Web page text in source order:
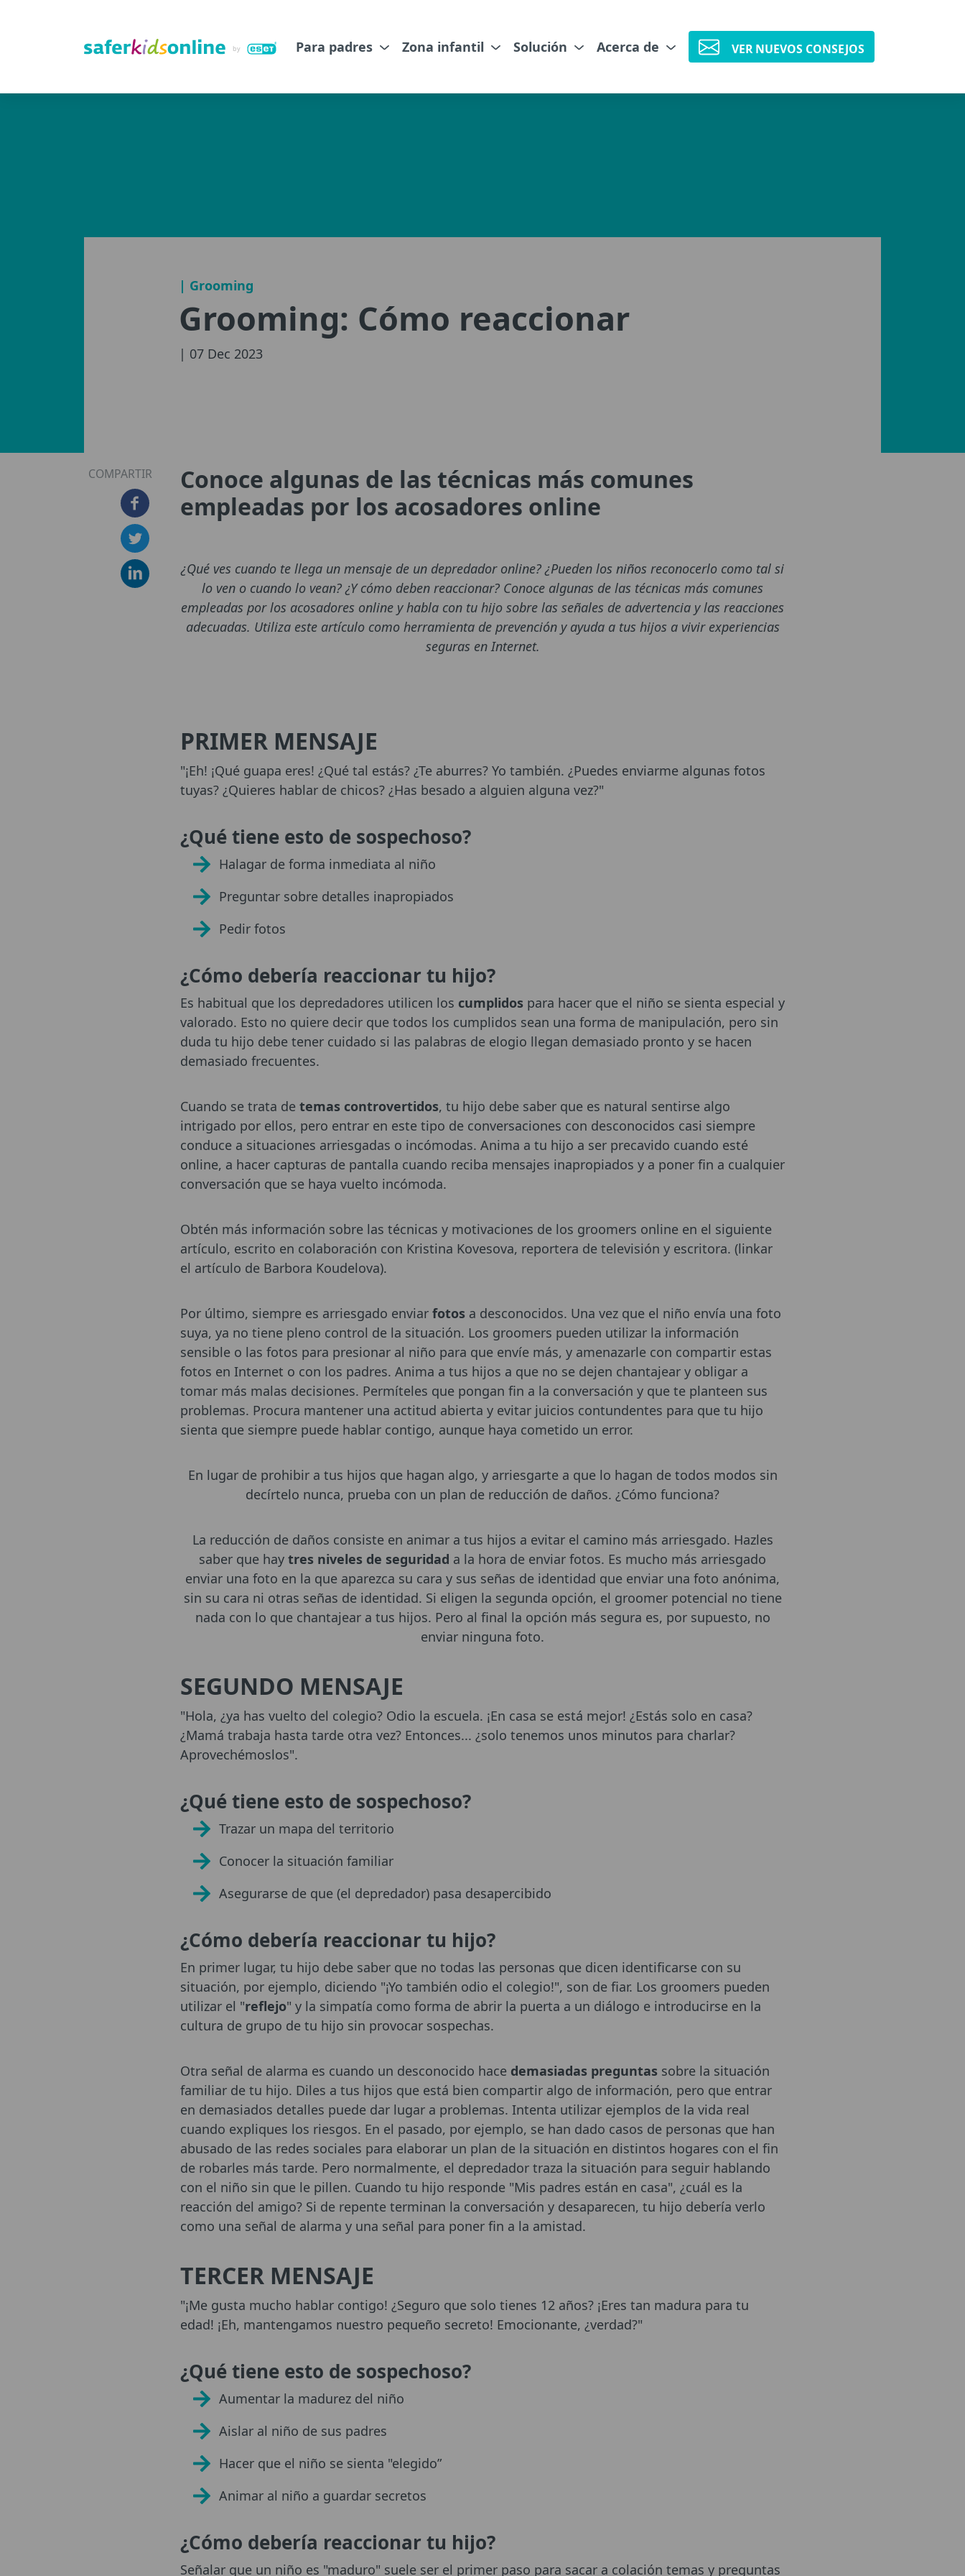
Para padres Zona infantil Solución Acerca de VER NUEVOS CONSEJOS
| Grooming
Grooming: Cómo reaccionar
| 07 Dec 2023
COMPARTIR
Conoce algunas de las técnicas más comunes
empleadas por los acosadores online
¿Qué ves cuando te llega un mensaje de un depredador online? ¿Pueden los niños reconocerlo como tal si
lo ven o cuando lo vean? ¿Y cómo deben reaccionar? Conoce algunas de las técnicas más comunes
empleadas por los acosadores online y habla con tu hijo sobre las señales de advertencia y las reacciones
adecuadas. Utiliza este artículo como herramienta de prevención y ayuda a tus hijos a vivir experiencias
seguras en Internet.
PRIMER MENSAJE
"¡Eh! ¡Qué guapa eres! ¿Qué tal estás? ¿Te aburres? Yo también. ¿Puedes enviarme algunas fotos
tuyas? ¿Quieres hablar de chicos? ¿Has besado a alguien alguna vez?"
¿Qué tiene esto de sospechoso?
Halagar de forma inmediata al niño
Preguntar sobre detalles inapropiados
Pedir fotos
¿Cómo debería reaccionar tu hijo?
Es habitual que los depredadores utilicen los cumplidos para hacer que el niño se sienta especial y
valorado. Esto no quiere decir que todos los cumplidos sean una forma de manipulación, pero sin
duda tu hijo debe tener cuidado si las palabras de elogio llegan demasiado pronto y se hacen
demasiado frecuentes.
Cuando se trata de temas controvertidos, tu hijo debe saber que es natural sentirse algo
intrigado por ellos, pero entrar en este tipo de conversaciones con desconocidos casi siempre
conduce a situaciones arriesgadas o incómodas. Anima a tu hijo a ser precavido cuando esté
online, a hacer capturas de pantalla cuando reciba mensajes inapropiados y a poner fin a cualquier
conversación que se haya vuelto incómoda.
Obtén más información sobre las técnicas y motivaciones de los groomers online en el siguiente
artículo, escrito en colaboración con Kristina Kovesova, reportera de televisión y escritora. (linkar
el artículo de Barbora Koudelova).
Por último, siempre es arriesgado enviar fotos a desconocidos. Una vez que el niño envía una foto
suya, ya no tiene pleno control de la situación. Los groomers pueden utilizar la información
sensible o las fotos para presionar al niño para que envíe más, y amenazarle con compartir estas
fotos en Internet o con los padres. Anima a tus hijos a que no se dejen chantajear y obligar a
tomar más malas decisiones. Permíteles que pongan fin a la conversación y que te planteen sus
problemas. Procura mantener una actitud abierta y evitar juicios contundentes para que tu hijo
sienta que siempre puede hablar contigo, aunque haya cometido un error.
En lugar de prohibir a tus hijos que hagan algo, y arriesgarte a que lo hagan de todos modos sin
decírtelo nunca, prueba con un plan de reducción de daños. ¿Cómo funciona?
La reducción de daños consiste en animar a tus hijos a evitar el camino más arriesgado. Hazles
saber que hay tres niveles de seguridad a la hora de enviar fotos. Es mucho más arriesgado
enviar una foto en la que aparezca su cara y sus señas de identidad que enviar una foto anónima,
sin su cara ni otras señas de identidad. Si eligen la segunda opción, el groomer potencial no tiene
nada con lo que chantajear a tus hijos. Pero al final la opción más segura es, por supuesto, no
enviar ninguna foto.
SEGUNDO MENSAJE
"Hola, ¿ya has vuelto del colegio? Odio la escuela. ¡En casa se está mejor! ¿Estás solo en casa?
¿Mamá trabaja hasta tarde otra vez? Entonces... ¿solo tenemos unos minutos para charlar?
Aprovechémoslos".
¿Qué tiene esto de sospechoso?
Trazar un mapa del territorio
Conocer la situación familiar
Asegurarse de que (el depredador) pasa desapercibido
¿Cómo debería reaccionar tu hijo?
En primer lugar, tu hijo debe saber que no todas las personas que dicen identificarse con su
situación, por ejemplo, diciendo "¡Yo también odio el colegio!", son de fiar. Los groomers pueden
utilizar el "reflejo" y la simpatía como forma de abrir la puerta a un diálogo e introducirse en la
cultura de grupo de tu hijo sin provocar sospechas.
Otra señal de alarma es cuando un desconocido hace demasiadas preguntas sobre la situación
familiar de tu hijo. Diles a tus hijos que está bien compartir algo de información, pero que entrar
en demasiados detalles puede dar lugar a problemas. Intenta utilizar ejemplos de la vida real
cuando expliques los riesgos. En el pasado, por ejemplo, se han dado casos de personas que han
abusado de las redes sociales para elaborar un plan de la situación en distintos hogares con el fin
de robarles más tarde. Pero normalmente, el depredador traza la situación para seguir hablando
con el niño sin que le pillen. Cuando tu hijo responde "Mis padres están en casa", ¿cuál es la
reacción del amigo? Si de repente terminan la conversación y desaparecen, tu hijo debería verlo
como una señal de alarma y una señal para poner fin a la amistad.
TERCER MENSAJE
"¡Me gusta mucho hablar contigo! ¿Seguro que solo tienes 12 años? ¡Eres tan madura para tu
edad! ¡Eh, mantengamos nuestro pequeño secreto! Emocionante, ¿verdad?"
¿Qué tiene esto de sospechoso?
Aumentar la madurez del niño
Aislar al niño de sus padres
Hacer que el niño se sienta "elegido”
Animar al niño a guardar secretos
¿Cómo debería reaccionar tu hijo?
Señalar que un niño es "maduro" suele ser el primer paso para sacar a colación temas y preguntas